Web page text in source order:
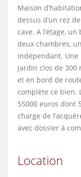
Maison
dessus d’un rez
cave. A l’étage,
deux chambres,
indépendant.
jardin clos de 300
et en bord de
complète ce bien.
55000 euros dont
charge de
avec dossier à
Location